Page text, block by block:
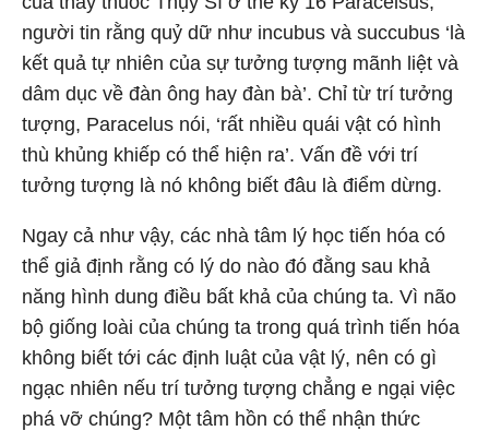
người tin rằng quỷ dữ như incubus và succubus ‘là
kết quả tự nhiên của sự tưởng tượng mãnh liệt và
dâm dục về đàn ông hay đàn bà’. Chỉ từ trí tưởng
tượng, Paracelus nói, ‘rất nhiều quái vật có hình
thù khủng khiếp có thể hiện ra’. Vấn đề với trí
tưởng tượng là nó không biết đâu là điểm dừng.
Ngay cả như vậy, các nhà tâm lý học tiến hóa có
thể giả định rằng có lý do nào đó đằng sau khả
năng hình dung điều bất khả của chúng ta. Vì não
bộ giống loài của chúng ta trong quá trình tiến hóa
không biết tới các định luật của vật lý, nên có gì
ngạc nhiên nếu trí tưởng tượng chẳng e ngại việc
phá vỡ chúng? Một tâm hồn có thể nhận thức